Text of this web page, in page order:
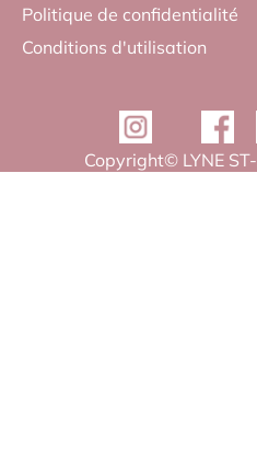
Politique de confidentialité
Conditions d'utilisation
Copyright© LYNE